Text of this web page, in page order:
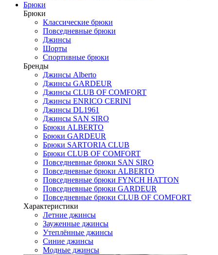
Брюки
Брюки
Классические брюки
Повседневные брюки
Джинсы
Шорты
Спортивные брюки
Бренды
Джинсы Alberto
Джинсы GARDEUR
Джинсы CLUB OF COMFORT
Джинсы ENRICO CERINI
Джинсы DL1961
Джинсы SAN SIRO
Брюки ALBERTO
Брюки GARDEUR
Брюки SARTORIA CLUB
Брюки CLUB OF COMFORT
Повседневные брюки SAN SIRO
Повседневные брюки ALBERTO
Повседневные брюки FYNCH HATTON
Повседневные брюки GARDEUR
Повседневные брюки CLUB OF COMFORT
Характеристики
Летние джинсы
Зауженные джинсы
Утеплённые джинсы
Синие джинсы
Модные джинсы